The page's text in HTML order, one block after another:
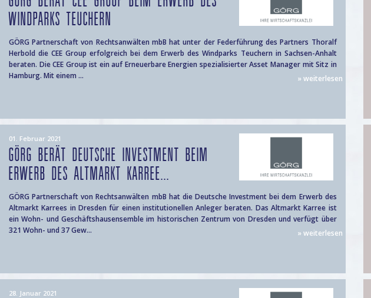
WINDPARKS TEUCHERN
GÖRG Partnerschaft von Rechtsanwälten mbB hat unter der Federführung des Partners Thoralf
Herbold die CEE Group erfolgreich bei dem Erwerb des Windparks Teuchern in Sachsen-Anhalt
beraten. Die CEE Group ist ein auf Erneuerbare Energien spezialisierter Asset Manager mit Sitz in
Hamburg. Mit einem ...
» weiterlesen
01. Februar 2021
GÖRG BERÄT DEUTSCHE INVESTMENT BEIM
ERWERB DES ALTMARKT KARREE...
GÖRG Partnerschaft von Rechtsanwälten mbB hat die Deutsche Investment bei dem Erwerb des
Altmarkt Karrees in Dresden für einen institutionellen Anleger beraten. Das Altmarkt Karree ist
ein Wohn- und Geschäftshausensemble im historischen Zentrum von Dresden und verfügt über
321 Wohn- und 37 Gew...
» weiterlesen
28. Januar 2021